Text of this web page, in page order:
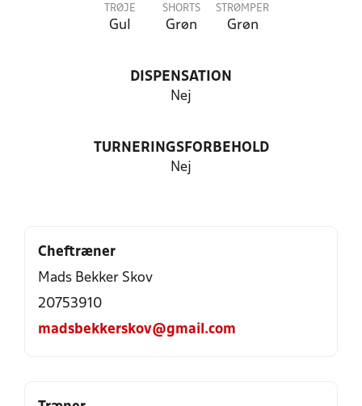
TRØJE
Gul
SHORTS
Grøn
STRØMPER
Grøn
DISPENSATION
Nej
TURNERINGSFORBEHOLD
Nej
Cheftræner
Mads Bekker Skov
20753910
madsbekkerskov@gmail.com